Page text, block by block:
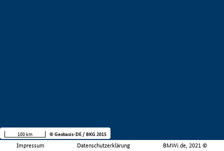
Impressum Datenschutzerklärung BMWi.de, 2021 ©
100 km © Geobasis-DE / BKG 2015